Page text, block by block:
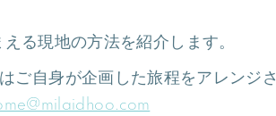
る現地の方法を紹介します。
ご自身が企画した旅程をアレンジさ